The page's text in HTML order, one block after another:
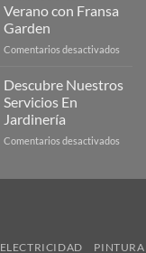
Verano con Fransa
Garden
Comentarios desactivados
Jardín
Descubre Nuestros
Servicios En
Jardinería
Comentarios desactivados
ELECTRICIDAD